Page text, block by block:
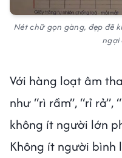
Nét chữ gọn gàng, đẹp đẽ
ngợi
Với hàng loạt âm
như “rì rầm”, “rỉ
không ít người lớn
Không ít người bình